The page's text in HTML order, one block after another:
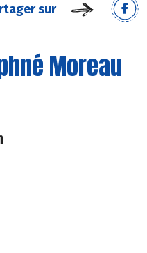
sur
Moreau